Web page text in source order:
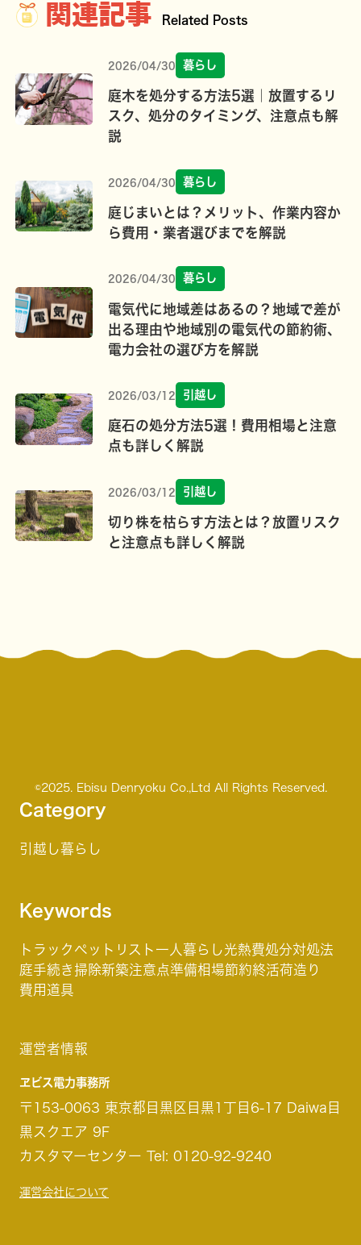
関連記事 Related Posts
2026/04/30 暮らし
庭木を処分する方法5選｜放置するリ
スク、処分のタイミング、注意点も解
説
2026/04/30 暮らし
庭じまいとは？メリット、作業内容か
ら費用・業者選びまでを解説
2026/04/30 暮らし
電気代に地域差はあるの？地域で差が
出る理由や地域別の電気代の節約術、
電力会社の選び方を解説
2026/03/12 引越し
庭石の処分方法5選！費用相場と注意
点も詳しく解説
2026/03/12 引越し
切り株を枯らす方法とは？放置リスク
と注意点も詳しく解説
運営者情報
ヱビス電力事務所
〒153-0063 東京都目黒区目黒1丁目6-17 Daiwa目
黒スクエア 9F
カスタマーセンター Tel: 0120-92-9240
運営会社について
Category
引越し暮らし
Keywords
トラック ペット リスト 一人暮らし光熱費処分対処法
庭手続き 掃除新築注意点準備相場節約終活荷造り
費用 道具
©2025. Ebisu Denryoku Co.,Ltd All Rights Reserved.